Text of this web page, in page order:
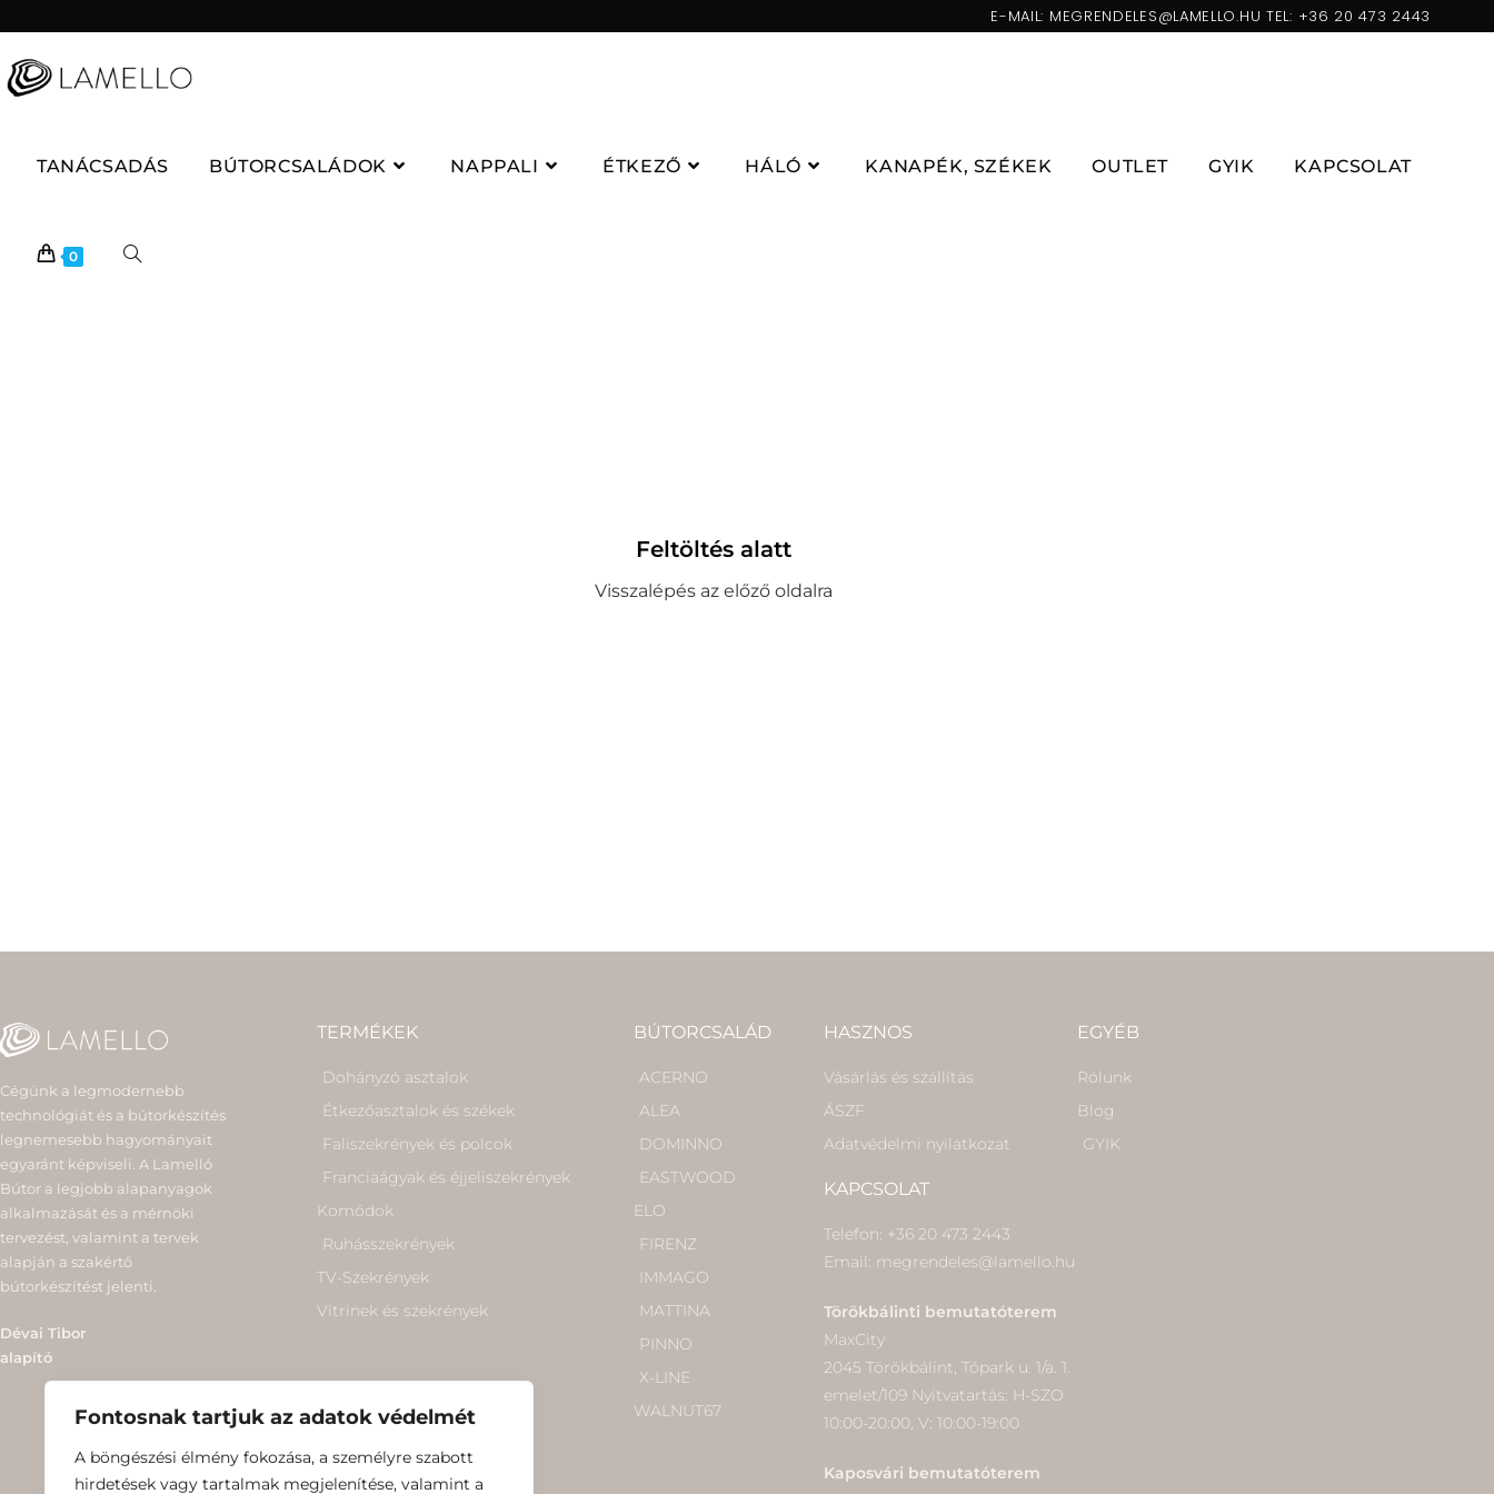
Fontosnak tartjuk az adatok védelmét
A böngészési élmény fokozása, a személyre szabott
hirdetések vagy tartalmak megjelenítése, valamint a
E-MAIL: MEGRENDELES@LAMELLO.HU TEL: +36 20 473 2443
TANÁCSADÁS BÚTORCSALÁDOK NAPPALI ÉTKEZŐ HÁLÓ KANAPÉK, SZÉKEK OUTLET GYIK KAPCSOLAT
0
Feltöltés alatt
Visszalépés az előző oldalra
Cégünk a legmodernebb
technológiát és a bútorkészítés
legnemesebb hagyományait
egyaránt képviseli. A Lamelló
Bútor a legjobb alapanyagok
alkalmazását és a mérnöki
tervezést, valamint a tervek
alapján a szakértő
bútorkészítést jelenti.
Dévai Tibor
alapító
TERMÉKEK
Dohányzó asztalok
Étkezőasztalok és székek
Faliszekrények és polcok
Franciaágyak és éjjeliszekrények
Komódok
Ruhásszekrények
TV-Szekrények
Vitrinek és szekrények
BÚTORCSALÁD
ACERNO
ALEA
DOMINNO
EASTWOOD
ELO
FIRENZ
IMMAGO
MATTINA
PINNO
X-LINE
WALNUT67
HASZNOS
Vásárlás és szállítás
ÁSZF
Adatvédelmi nyilatkozat
KAPCSOLAT
Telefon: +36 20 473 2443
Email: megrendeles@lamello.hu
Törökbálinti bemutatóterem
MaxCity
2045 Törökbálint, Tópark u. 1/a. 1.
emelet/109 Nyitvatartás: H-SZO
10:00-20:00, V: 10:00-19:00
Kaposvári bemutatóterem
EGYÉB
Rólunk
Blog
GYIK